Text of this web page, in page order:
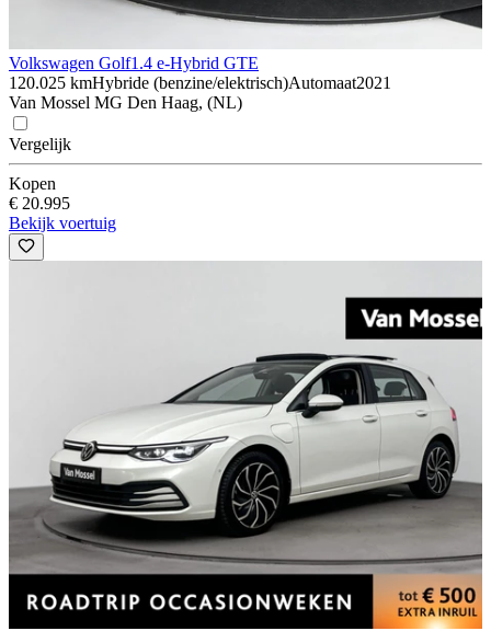
Volkswagen Golf1.4 e-Hybrid GTE
120.025 kmHybride (benzine/elektrisch)Automaat2021
Van Mossel MG Den Haag, (NL)
Vergelijk
Kopen
€ 20.995
Bekijk voertuig